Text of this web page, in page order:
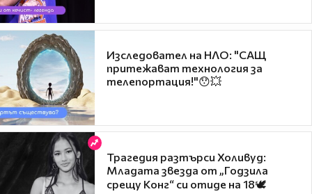
Изследовател на НЛО: "САЩ
притежават технология за
телепортация!"😯💥
Трагедия разтърси Холивуд:
Младата звезда от „Годзила
срещу Конг“ си отиде на 18🕊️